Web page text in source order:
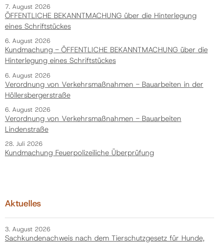
7. August 2026
ÖFFENTLICHE BEKANNTMACHUNG über die Hinterlegung
eines Schriftstückes
6. August 2026
Kundmachung - ÖFFENTLICHE BEKANNTMACHUNG über die
Hinterlegung eines Schriftstückes
6. August 2026
Verordnung von Verkehrsmaßnahmen - Bauarbeiten in der
Höllersbergerstraße
6. August 2026
Verordnung von Verkehrsmaßnahmen - Bauarbeiten
Lindenstraße
28. Juli 2026
Kundmachung Feuerpolizeiliche Überprüfung
Aktuelles
3. August 2026
Sachkundenachweis nach dem Tierschutzgesetz für Hunde,